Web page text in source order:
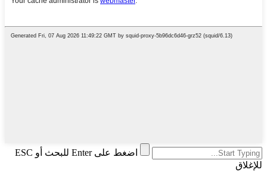
اضغط على Enter للبحث أو ESC
للإغلاق